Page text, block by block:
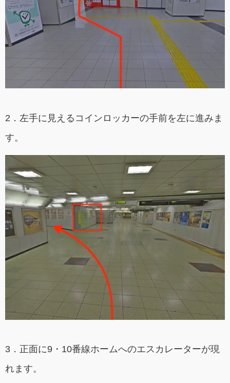
2．左手に見えるコインロッカーの手前を左に進みま
す。
3．正面に9・10番線ホームへのエスカレーターが現
れます。